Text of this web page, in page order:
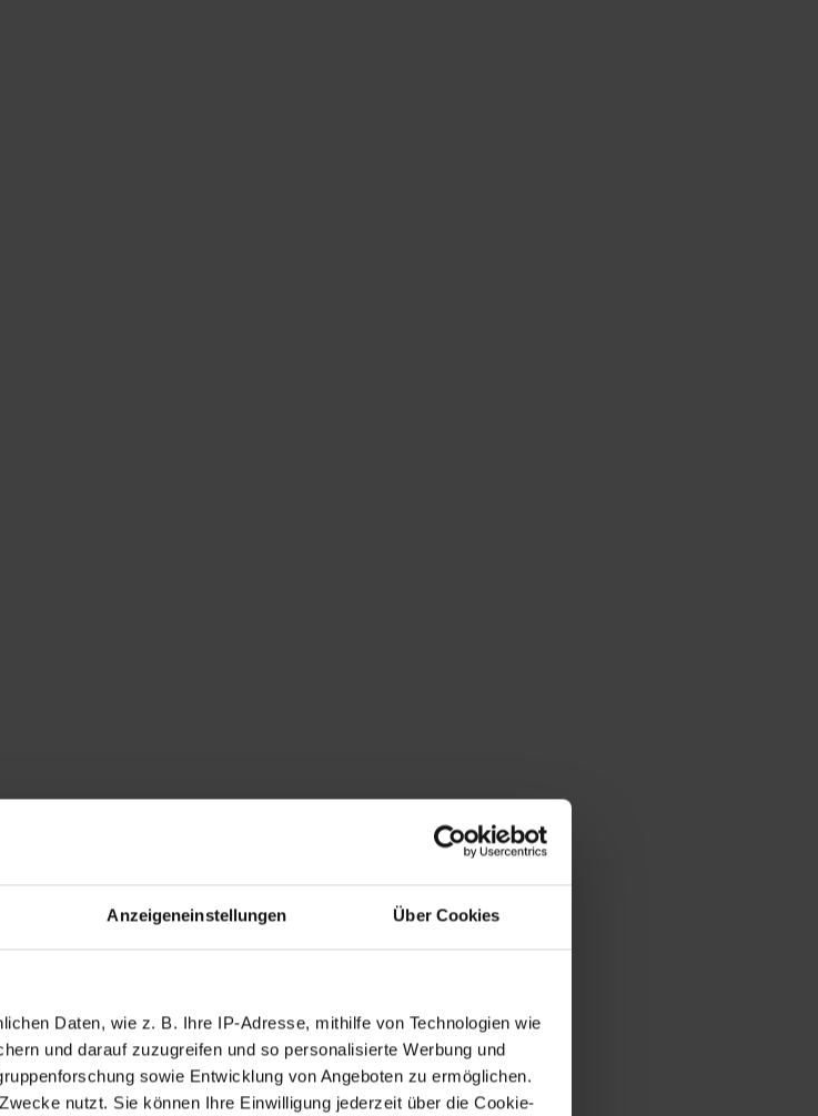
Anzeigeneinstellungen Über Cookies
Daten, wie z. B. Ihre IP-Adresse, mithilfe von Technologien wie
und darauf zuzugreifen und so personalisierte Werbung und
sowie Entwicklung von Angeboten zu ermöglichen.
nutzt. Sie können Ihre Einwilligung jederzeit über die Cookie-